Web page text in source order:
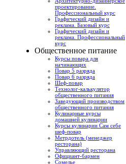
проектирование.
Профессиональный курс
Графический дизайн и
реклама. Базовый курс
Графический дизайн и
реклама. Профессиональный
курс
Общественное питание
Курсы повара для
начинающих
Повар 5 разряда
Повар 6 разряда
Шеф-повар
Технолог-калькулятор
общественного питания
Заведующий производством
общественного питания
Кулинарные курсы
домашней кулинарии
Курсы кулинарии Сам себе
шеф-повар
Метрдотель (менеджер
ресторана)
Управляющий ресторана
Официант-бармен
Сомелье